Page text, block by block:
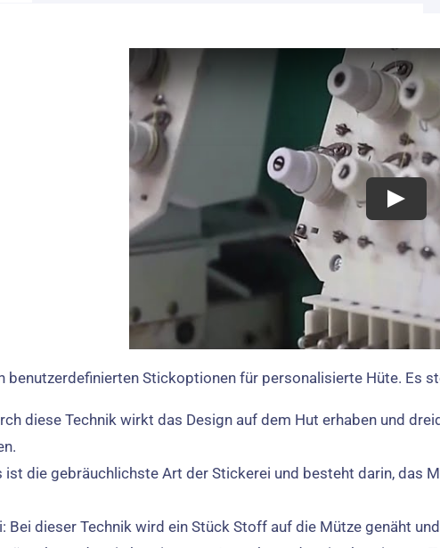
benutzerdefinierten Stickoptionen für personalisierte Hüte. Es
diese Technik wirkt das Design auf dem Hut erhaben und
ist die gebräuchlichste Art der Stickerei und besteht darin, das
dieser Technik wird ein Stück Stoff auf die Mütze genäht